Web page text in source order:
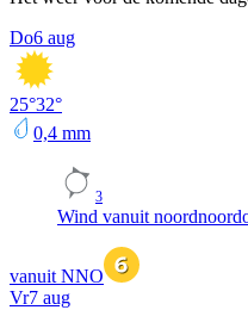
Do6 aug
25°32°
0,4 mm
3
Wind vanuit
vanuit NNO
Vr7 aug